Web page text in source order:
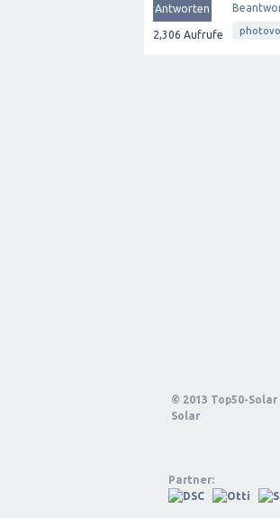
Antworten
2,306 Aufrufe
© 2013 Top50-Solar
Solar
Partner: